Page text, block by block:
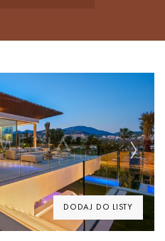
DODAJ DO LISTY
Next